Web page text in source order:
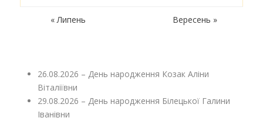
« Липень Вересень »
26.08.2026 – День народження Козак Аліни
Віталіївни
29.08.2026 – День народження Білецької Галини
Іванівни